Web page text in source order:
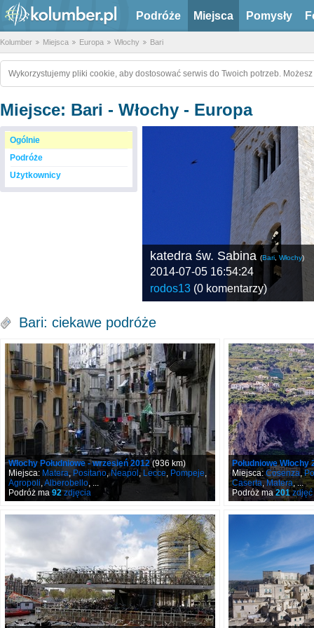
Podróże Miejsca Pomysły
Kolumber Miejsca Europa Włochy Bari
Wykorzystujemy pliki cookie, aby dostosować serwis do Twoich potrzeb.
Miejsce: Bari - Włochy - Europa
Ogólnie
Podróże
Użytkownicy
katedra św. Sabina (Bari Włochy)
2014-07-05 16:54:24
rodos13 (0 komentarzy)
Bari: ciekawe podróże
Włochy Południowe - wrzesień 2012(936 km)
Miejsca: Matera, Positano,Neapol , Lecce, Pompeje,
Agropoli,Alberobello, ...
Podróż ma 92zdjęcia
Południowe Włochy
Miejsca:Cosenza,
Caserta,Matera, ...
Podróż ma201zdjęć